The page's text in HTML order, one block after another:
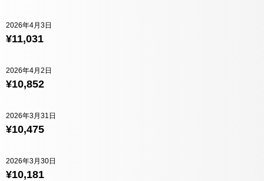
¥11,031
2026年4月3日
¥10,852
2026年4月2日
¥10,475
2026年3月31日
¥10,181
2026年3月30日